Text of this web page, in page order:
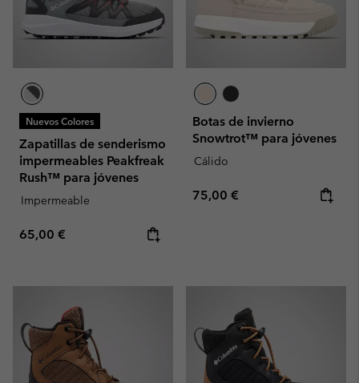
Nuevos Colores
Zapatillas de senderismo
impermeables Peakfreak
Rush™ para jóvenes
Impermeable
Regular price:
65,00 €
Botas de invierno
Snowtrot™ para jóvenes
Cálido
Regular price:
75,00 €